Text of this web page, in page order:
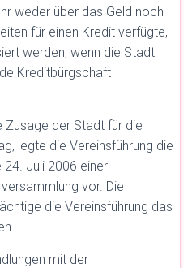
weder über das Geld noch
für einen Kredit verfügte,
werden, wenn die Stadt
Kreditbürgschaft
der Stadt für die
legte die Vereinsführung die
24. Juli 2006 einer
vor. Die
die Vereinsführung das
mit der